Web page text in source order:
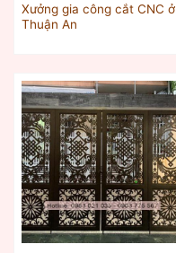
Xưởng gia công cắt CNC ở
Thuận An